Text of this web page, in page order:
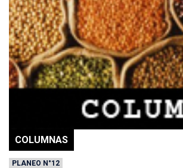
COLUMNAS
PLANEO N°12